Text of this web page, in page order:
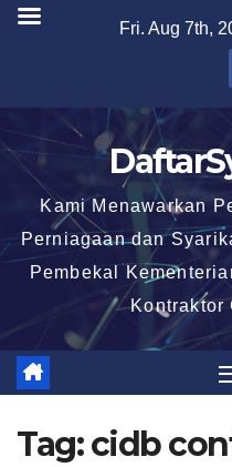
Skip
Fri. Aug 7th,
Kami Menawarkan
Perniagaan dan
Pembekal
Kontraktor
Tag:cidb